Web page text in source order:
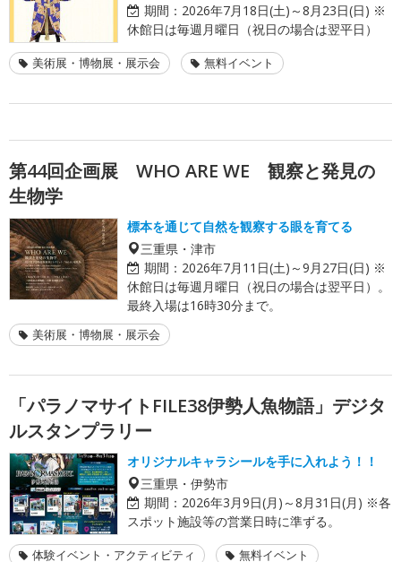
期間： 2026年7月18日(土)～8月23日(日) ※
休館日は毎週月曜日（祝日の場合は翌平日）
美術展・博物展・展示会 無料イベント
第44回企画展 WHO ARE WE 観察と発見の
生物学
標本を通じて自然を観察する眼を育てる
三重県・津市
期間： 2026年7月11日(土)～9月27日(日) ※
休館日は毎週月曜日（祝日の場合は翌平日）。
最終入場は16時30分まで。
美術展・博物展・展示会
「パラノマサイトFILE38伊勢人魚物語」デジタ
ルスタンプラリー
オリジナルキャラシールを手に入れよう！！
三重県・伊勢市
期間： 2026年3月9日(月)～8月31日(月) ※各
スポット施設等の営業日時に準ずる。
体験イベント・アクティビティ 無料イベント